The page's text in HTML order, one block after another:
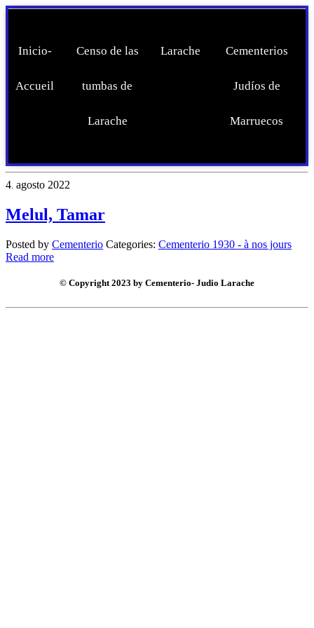
Inicio-
Accueil
Censo de las
tumbas de
Larache
Larache Cementerios
Judíos de
Marruecos
4. agosto 2022
Melul, Tamar
Posted by Cementerio Categories: Cementerio 1930 - à nos jours
Read more
© Copyright 2023 by Cementerio- Judio Larache